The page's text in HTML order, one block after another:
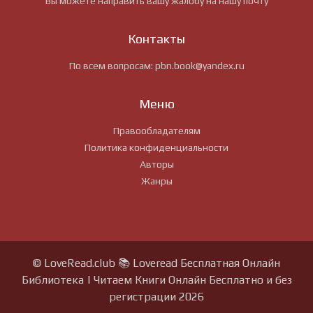
Контакты
По всем вопросам: pbn.book@yandex.ru
Меню
Правообладателям
Политика конфиденциальности
Авторы
Жанры
© LoveRead.club 📚 Loveread Бесплатная Онлайн
Библиотека | Читаем Книги Онлайн Бесплатно и без
регистрации 2026